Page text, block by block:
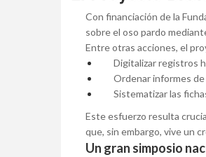
Con financiación de la
sobre el oso pardo
Entre otras acciones, el
Digitalizar registros
Ordenar informes
Sistematizar las
Este esfuerzo resulta
que, sin embargo, vive un
Un gran simposio